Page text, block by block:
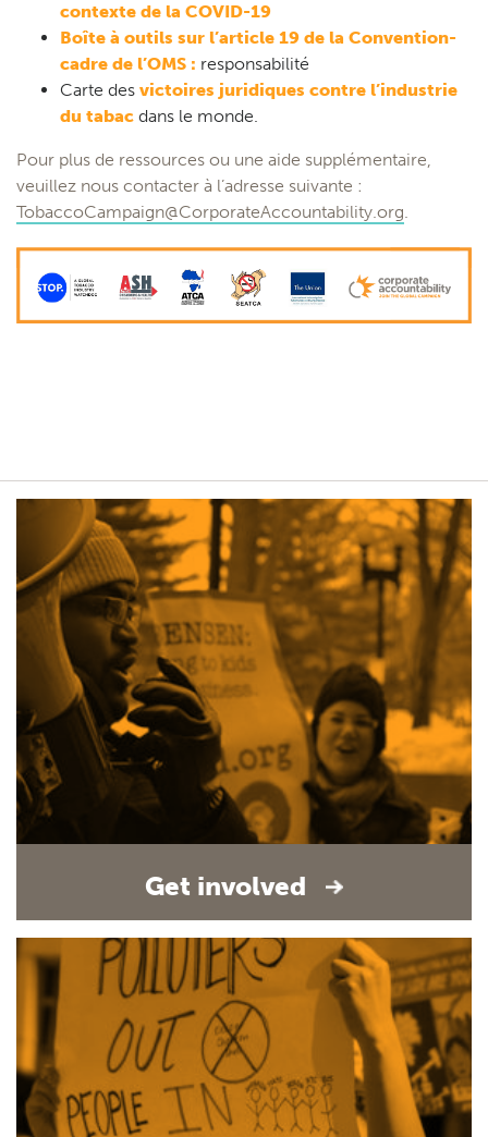
contexte de la COVID-19
Boîte à outils sur l’article 19 de la Convention-
cadre de l’OMS : responsabilité
Carte des victoires juridiques contre l’industrie
du tabac dans le monde.
Pour plus de ressources ou une aide supplémentaire,
veuillez nous contacter à l’adresse suivante :
TobaccoCampaign@CorporateAccountability.org.
Get involved